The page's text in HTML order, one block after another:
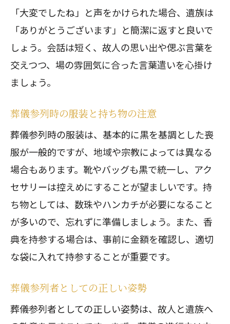
「大変でしたね」と声をかけられた場合、遺族は
「ありがとうございます」と簡潔に返すと良いで
しょう。会話は短く、故人の思い出や偲ぶ言葉を
交えつつ、場の雰囲気に合った言葉遣いを心掛け
ましょう。
葬儀参列時の服装と持ち物の注意
葬儀参列時の服装は、基本的に黒を基調とした喪
服が一般的ですが、地域や宗教によっては異なる
場合もあります。靴やバッグも黒で統一し、アク
セサリーは控えめにすることが望ましいです。持
ち物としては、数珠やハンカチが必要になること
が多いので、忘れずに準備しましょう。また、香
典を持参する場合は、事前に金額を確認し、適切
な袋に入れて持参することが重要です。
葬儀参列者としての正しい姿勢
葬儀参列者としての正しい姿勢は、故人と遺族へ